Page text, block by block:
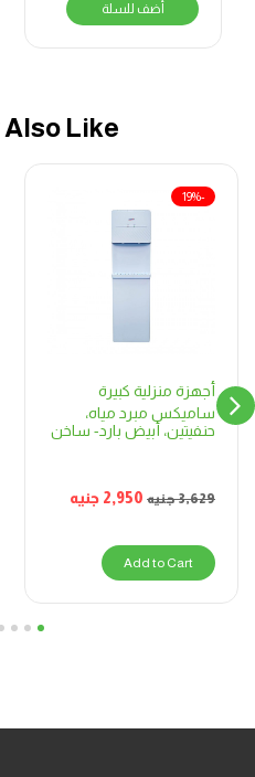
أضف للسلة
Also Like
أجهزة منزلية كبيرة
ساميكس مبرد مياه،
حنفيتين، أبيض بارد- ساخن
3,629جنيه 2,950 جنيه
-19%
Add to Cart